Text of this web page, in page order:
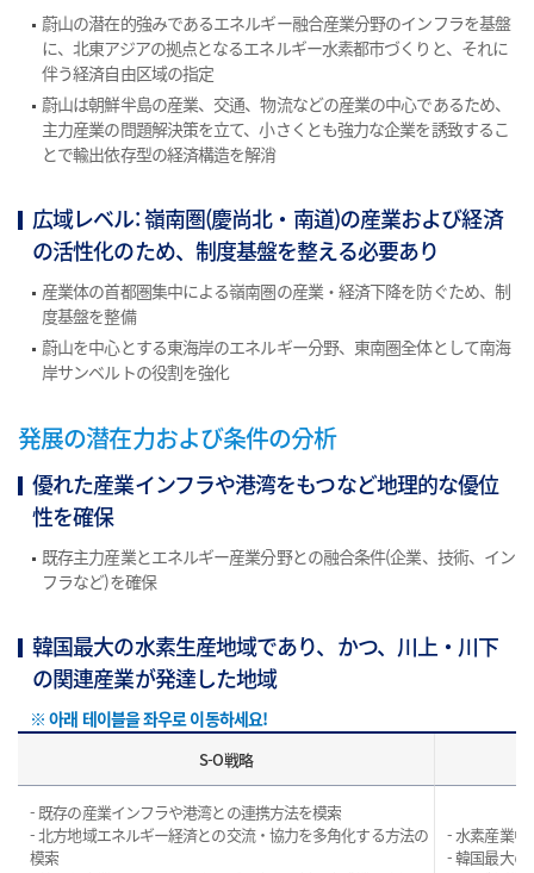
蔚山の潜在的強みであるエネルギー融合産業分野のインフラを基盤
に、北東アジアの拠点となるエネルギー水素都市づくりと、それに
伴う経済自由区域の指定
蔚山は朝鮮半島の産業、交通、物流などの産業の中心であるため、
主力産業の問題解決策を立て、小さくとも強力な企業を誘致するこ
とで輸出依存型の経済構造を解消
広域レベル: 嶺南圏(慶尚北・南道)の産業および経済
の活性化のため、制度基盤を整える必要あり
産業体の首都圏集中による嶺南圏の産業・経済下降を防ぐため、制
度基盤を整備
蔚山を中心とする東海岸のエネルギー分野、東南圏全体として南海
岸サンベルトの役割を強化
発展の潜在力および条件の分析
優れた産業インフラや港湾をもつなど地理的な優位
性を確保
既存主力産業とエネルギー産業分野との融合条件(企業、技術、イン
フラなど)を確保
韓国最大の水素生産地域であり、かつ、川上・川下
の関連産業が発達した地域
S-O戦略
- 既存の産業インフラや港湾との連携方法を模索
- 北方地域エネルギー経済との交流・協力を多角化する方法の
模索
- 水素産業中
- 韓国最大の